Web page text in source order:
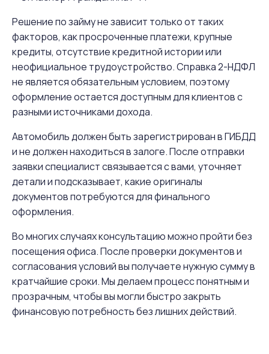
Решение по займу не зависит только от таких
факторов, как просроченные платежи, крупные
кредиты, отсутствие кредитной истории или
неофициальное трудоустройство. Справка 2-НДФЛ
не является обязательным условием, поэтому
оформление остается доступным для клиентов с
разными источниками дохода.
Автомобиль должен быть зарегистрирован в ГИБДД
и не должен находиться в залоге. После отправки
заявки специалист связывается с вами, уточняет
детали и подсказывает, какие оригиналы
документов потребуются для финального
оформления.
Во многих случаях консультацию можно пройти без
посещения офиса. После проверки документов и
согласования условий вы получаете нужную сумму в
кратчайшие сроки. Мы делаем процесс понятным и
прозрачным, чтобы вы могли быстро закрыть
финансовую потребность без лишних действий.